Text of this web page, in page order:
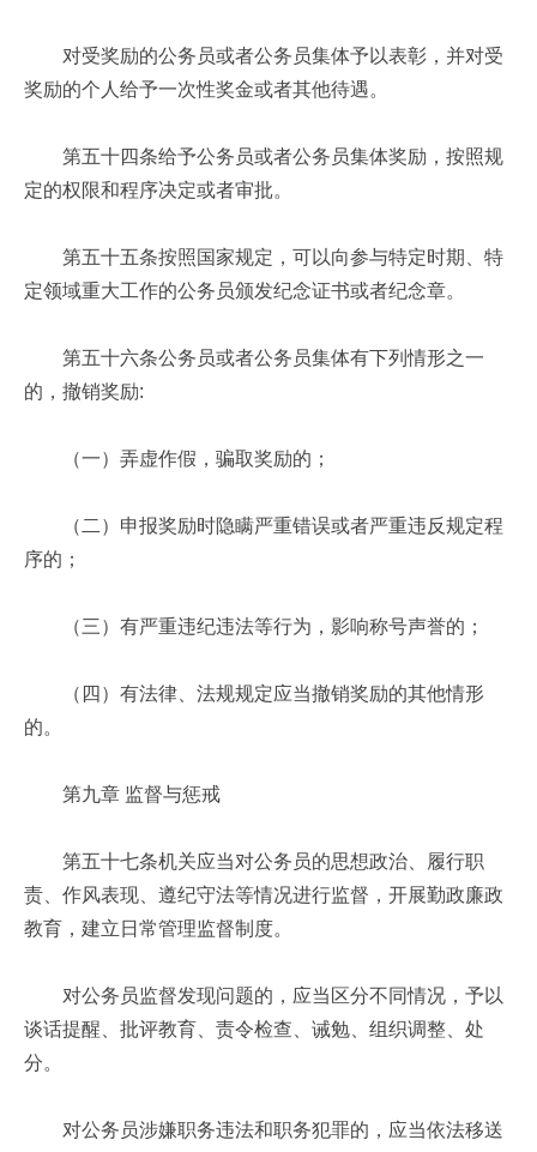
对受奖励的公务员或者公务员集体予以表彰，并对受
奖励的个人给予一次性奖金或者其他待遇。
第五十四条给予公务员或者公务员集体奖励，按照规
定的权限和程序决定或者审批。
第五十五条按照国家规定，可以向参与特定时期、特
定领域重大工作的公务员颁发纪念证书或者纪念章。
第五十六条公务员或者公务员集体有下列情形之一
的，撤销奖励:
（一）弄虚作假，骗取奖励的；
（二）申报奖励时隐瞒严重错误或者严重违反规定程
序的；
（三）有严重违纪违法等行为，影响称号声誉的；
（四）有法律、法规规定应当撤销奖励的其他情形
的。
第九章 监督与惩戒
第五十七条机关应当对公务员的思想政治、履行职
责、作风表现、遵纪守法等情况进行监督，开展勤政廉政
教育，建立日常管理监督制度。
对公务员监督发现问题的，应当区分不同情况，予以
谈话提醒、批评教育、责令检查、诫勉、组织调整、处
分。
对公务员涉嫌职务违法和职务犯罪的，应当依法移送